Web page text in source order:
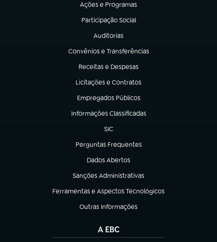
Ações e Programas
(abre em nova aba)
Participação Social
(abre em nova aba)
Auditorias
(abre em nova aba)
Convênios e Transferências
(abre em nova aba)
Receitas e Despesas
(abre em nova aba)
Licitações e Contratos
(abre em nova aba)
Empregados Públicos
(abre em nova aba)
Informações Classificadas
(abre em nova aba)
SIC
(abre em nova aba)
Perguntas Frequentes
(abre em nova aba)
Dados Abertos
(abre em nova aba)
Sanções Administrativas
(abre em nova aba)
Ferramentas e Aspectos Tecnológicos
(abre em nova aba)
Outras Informações
(abre em nova aba)
A EBC